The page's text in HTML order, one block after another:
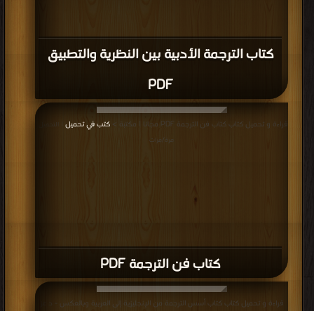
كتاب الترجمة الأدبية بين النظرية والتطبيق
PDF
كتاب فن الترجمة PDF
قراءة و تحميل كتاب كتاب فن الترجمة PDF مجانا | مكتبة > كتب في تحميل
مرة/مرات
قراءة و تحميل كتاب كتاب أسس الترجمة من الإنجليزية إلى العربية وبالعكس - د عز